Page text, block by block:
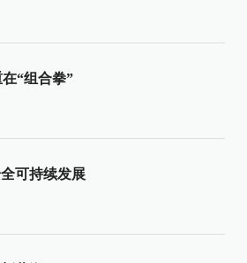
“组合拳”
可持续发展